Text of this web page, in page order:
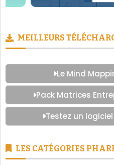
MEILLEURS
Le Mind
Pack Matrices
Testez un
LES CATÉGORIES